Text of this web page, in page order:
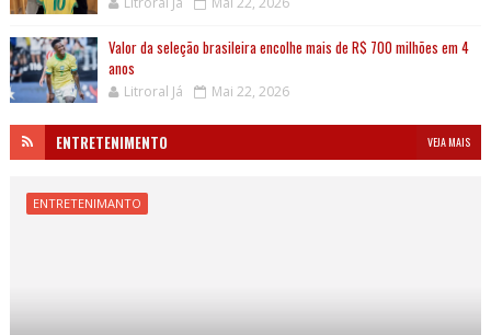
Valor da seleção brasileira encolhe mais de R$ 700 milhões em 4
anos
Litroral Já Mai 22, 2026
ENTRETENIMENTO VEJA MAIS
ENTRETENIMANTO